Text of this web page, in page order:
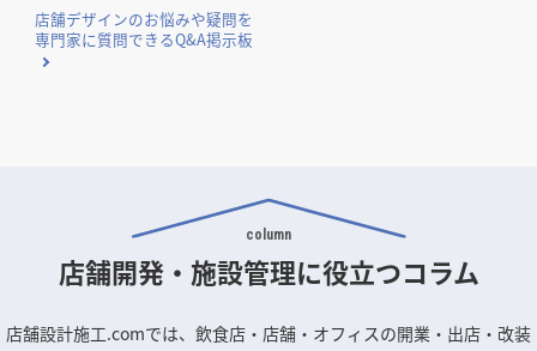
店舗デザインのお悩みや疑問を
専門家に質問できるQ&A掲示板
column
店舗開発・施設管理に役立つコラム
店舗設計施工.comでは、飲食店・店舗・オフィスの開業・出店・改装